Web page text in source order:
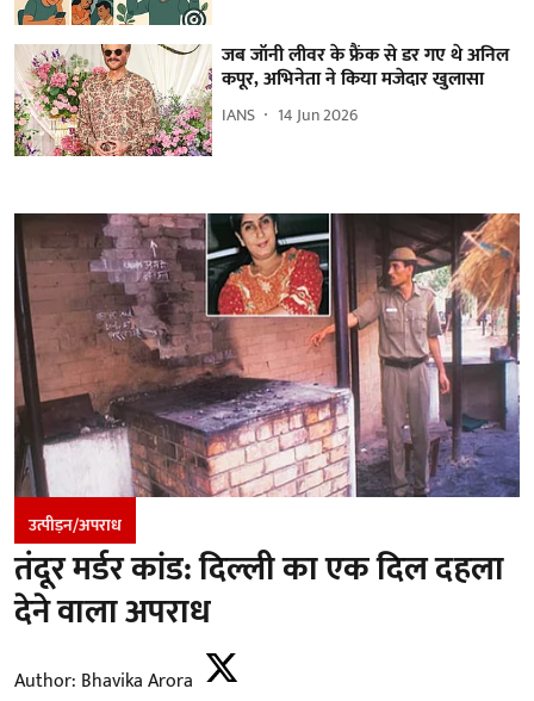
जब जॉनी लीवर के फ्रैंक से डर गए थे अनिल
कपूर, अभिनेता ने किया मजेदार खुलासा
IANS 14 Jun 2026
उत्पीड़न/अपराध
तंदूर मर्डर कांड: दिल्ली का एक दिल दहला
देने वाला अपराध
Author: Bhavika Arora